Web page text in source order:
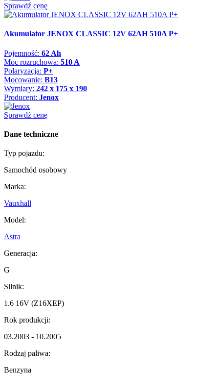
Sprawdź cenę
Akumulator JENOX CLASSIC 12V 62AH 510A P+
Pojemność: 62 Ah
Moc rozruchowa: 510 A
Polaryzacja: P+
Mocowanie: B13
Wymiary: 242 x 175 x 190
Producent: Jenox
Sprawdź cenę
Dane techniczne
Typ pojazdu:
Samochód osobowy
Marka:
Vauxhall
Model:
Astra
Generacja:
G
Silnik:
1.6 16V (Z16XEP)
Rok produkcji:
03.2003 - 10.2005
Rodzaj paliwa:
Benzyna